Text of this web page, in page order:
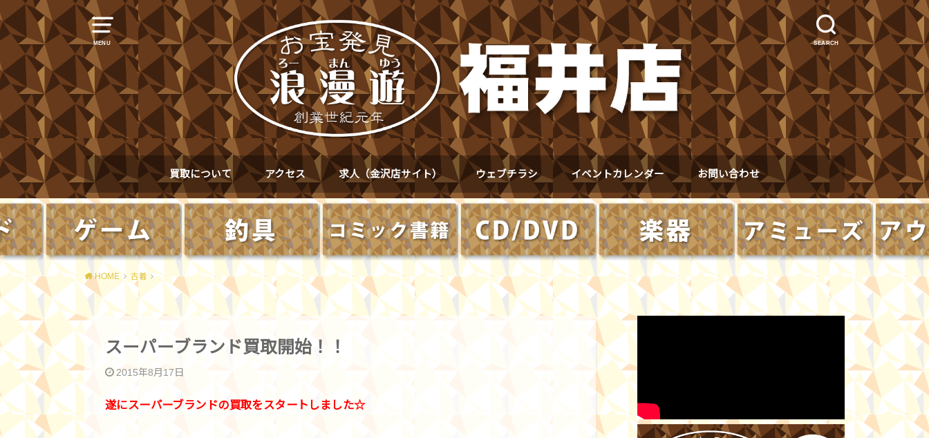
MENU SEARCH
買取について アクセス 求人（金沢店サイト） ウェブチラシ イベントカレンダー お問い合わせ
HOME 古着
スーパーブランド買取開始！！
2015年8月17日
遂にスーパーブランドの買取をスタートしました☆